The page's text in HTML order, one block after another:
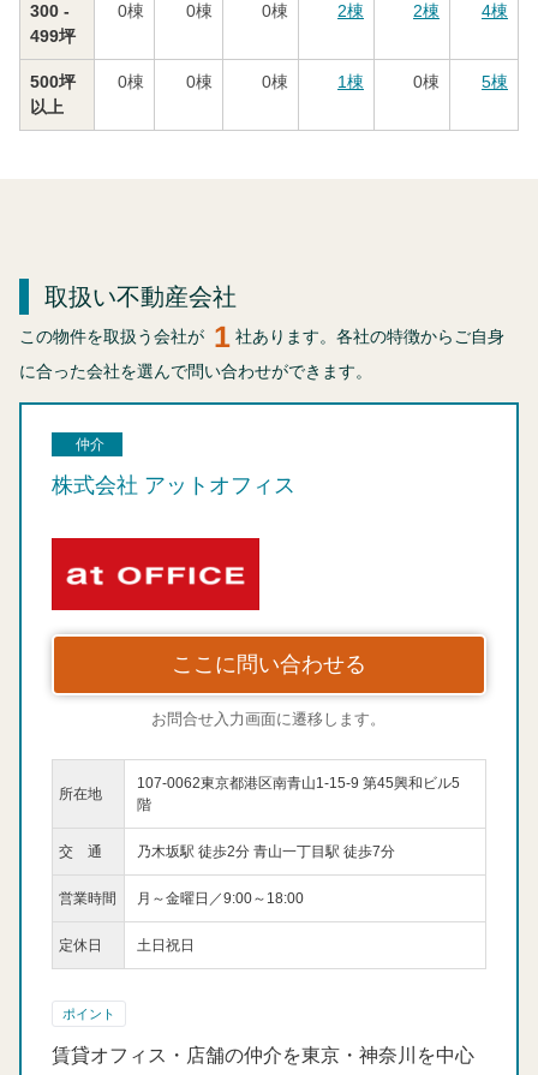
300 -
499坪
0棟 0棟 0棟 2棟 2棟 4棟
500坪
以上
0棟 0棟 0棟 1棟 0棟 5棟
取扱い不動産会社
この物件を取扱う会社が 1 社あります。各社の特徴からご自身
に合った会社を選んで問い合わせができます。
仲介
株式会社 アットオフィス
ここに問い合わせる
お問合せ入力画面に遷移します。
所在地
107-0062東京都港区南青山1-15-9 第45興和ビル5
階
交 通 乃木坂駅 徒歩2分 青山一丁目駅 徒歩7分
営業時間 月～金曜日／9:00～18:00
定休日 土日祝日
ポイント
賃貸オフィス・店舗の仲介を東京・神奈川を中心